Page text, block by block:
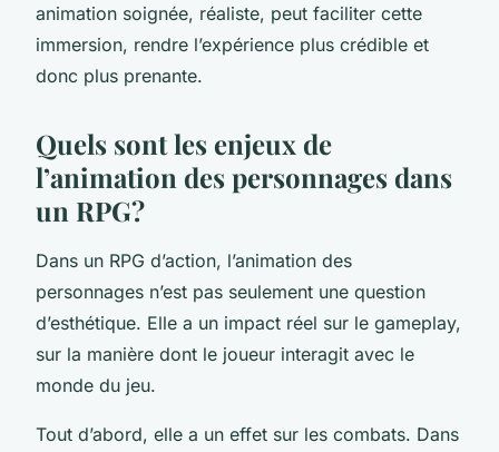
animation soignée, réaliste, peut faciliter cette
immersion, rendre l’expérience plus crédible et
donc plus prenante.
Quels sont les enjeux de
l’animation des personnages dans
un RPG?
Dans un RPG d’action, l’animation des
personnages n’est pas seulement une question
d’esthétique. Elle a un impact réel sur le gameplay,
sur la manière dont le joueur interagit avec le
monde du jeu.
Tout d’abord, elle a un effet sur les combats. Dans